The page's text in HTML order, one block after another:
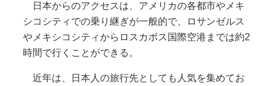
日本からのアクセスは、アメリカの各都市やメキ
シコシティでの乗り継ぎが一般的で、ロサンゼルス
やメキシコシティからロスカボス国際空港までは約2
時間で行くことができる。
近年は、日本人の旅行先としても人気を集めてお